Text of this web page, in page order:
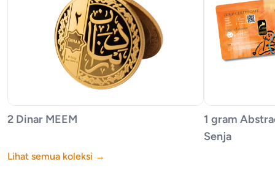
2 Dinar MEEM
1 gram
Senja
Lihat semua koleksi →